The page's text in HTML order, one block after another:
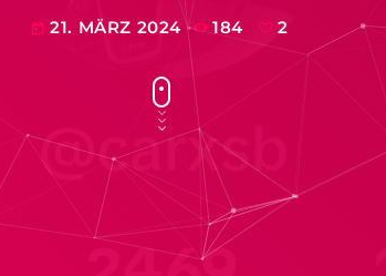
today 21. MÄRZ 2024 184 2